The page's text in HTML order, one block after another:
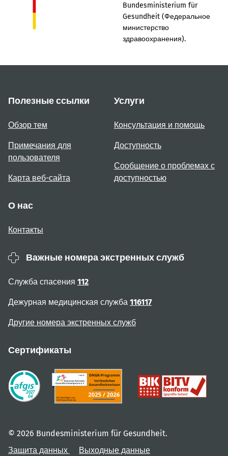
Bundesministerium für
Gesundheit (Федеральное
министерство
здравоохранения).
Полезные ссылки
Обзор тем
Примечания для
пользователя
Карта веб-сайта
Услуги
Консультация и помощь
Доступность
Сообщение о проблемах с
доступностью
О нас
Контакты
Важные номера экстренных служб
Служба спасения 112
Дежурная медицинская служба 116117
Другие номера экстренных служб
Сертификаты
© 2026 Bundesministerium für Gesundheit.
Защита данных
Выходные данные